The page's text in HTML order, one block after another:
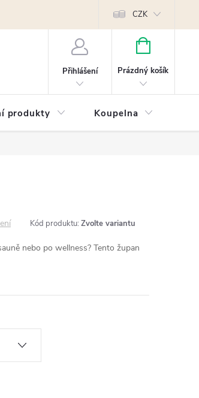
Poptávky a B2B
CZK
Přihlášení
NÁKUPNÍ
Prázdný košík
produkty Koupelna
Kód produktu: Zvolte variantu
nebo po wellness? Tento župan